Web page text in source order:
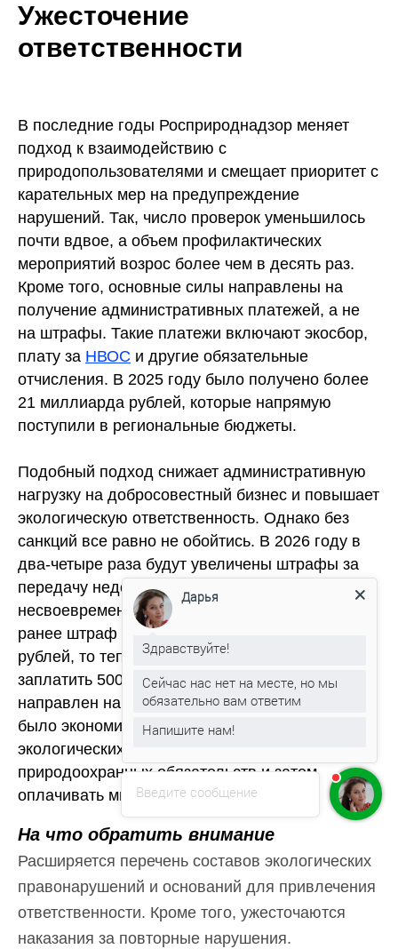
Ужесточение
ответственности
В последние годы Росприроднадзор меняет
подход к взаимодействию с
природопользователями и смещает приоритет с
карательных мер на предупреждение
нарушений. Так, число проверок уменьшилось
почти вдвое, а объем профилактических
мероприятий возрос более чем в десять раз.
Кроме того, основные силы направлены на
получение административных платежей, а не
на штрафы. Такие платежи включают экосбор,
плату за НВОС и другие обязательные
отчисления. В 2025 году было получено более
21 миллиарда рублей, которые напрямую
поступили в региональные бюджеты.
Подобный подход снижает административную
нагрузку на добросовестный бизнес и повышает
экологическую ответственность. Однако без
санкций все равно не обойтись. В 2026 году в
два-четыре раза будут увеличены штрафы за
передачу недостоверных сведений и
несвоевременную уплату экоплатежей. Если
ранее штраф за неуплату 250-300 тысяч
рублей, то теперь нарушителям придется
заплатить 500-700 тысяч. Подобный подход
направлен на то, чтобы предпринимателям
было экономически выгоднее сделать оплату
экологических платежей, чем уклоняться от
природоохранных обязательств и затем
оплачивать многотысячный штраф.
На что обратить внимание
Расширяется перечень составов экологических
правонарушений и оснований для привлечения
ответственности. Кроме того, ужесточаются
наказания за повторные нарушения.
Введите сообщение
Дарья
Здравствуйте!
Сейчас нас нет на месте, но мы
обязательно вам ответим
Напишите нам!